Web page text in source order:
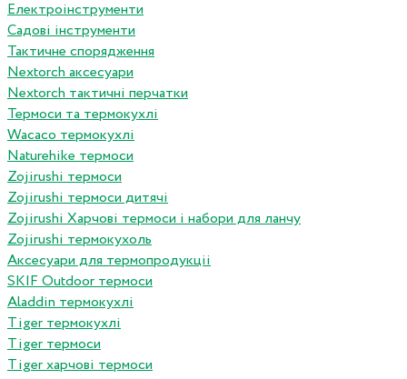
Електроінструменти
Садові інструменти
Тактичне спорядження
Nextorch аксесуари
Nextorch тактичні перчатки
Термоси та термокухлі
Wacaco термокухлі
Naturehike термоси
Zojirushi термоси
Zojirushi термоси дитячі
Zojirushi Харчові термоси і набори для ланчу
Zojirushi термокухоль
Аксесуари для термопродукціі
SKIF Outdoor термоси
Aladdin термокухлі
Tiger термокухлі
Tiger термоси
Tiger харчові термоси